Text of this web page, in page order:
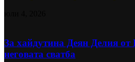
За хайдутина Деян Делия
неговата сватба